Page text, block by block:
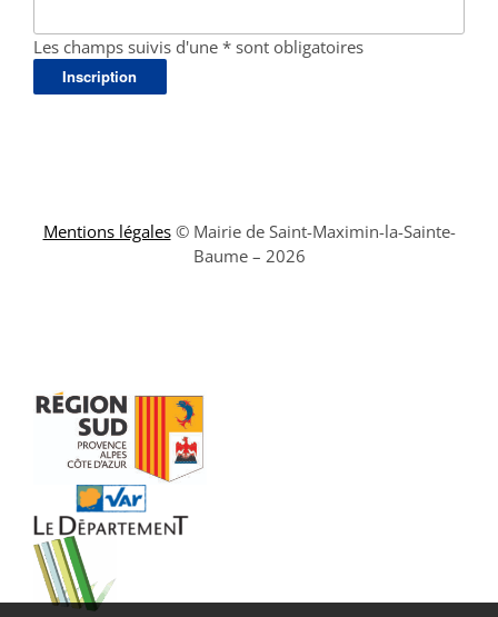
Les champs suivis d'une * sont obligatoires
Mentions légales© Mairie de Saint-Maximin-la-Sainte-
Baume – 2026